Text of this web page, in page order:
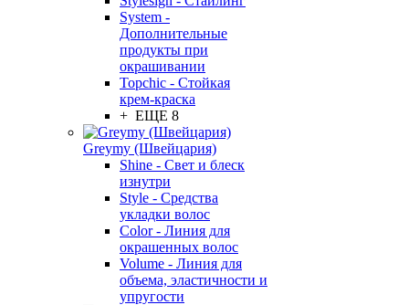
System -
Дополнительные
продукты при
окрашивании
Topchic - Стойкая
крем-краска
+ ЕЩЕ 8
Greymy (Швейцария)
Shine - Свет и блеск
изнутри
Style - Средства
укладки волос
Color - Линия для
окрашенных волос
Volume - Линия для
объема, эластичности и
упругости